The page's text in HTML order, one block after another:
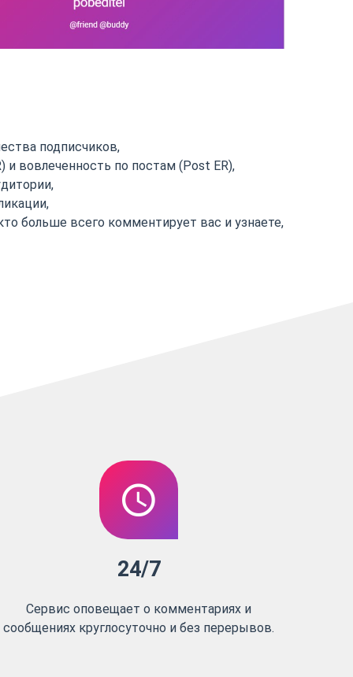
подписчиков,
вовлеченность по постам (Post ER),
больше всего комментирует вас и узнаете,
24/7
Сервис оповещает о комментариях и
сообщениях круглосуточно и без перерывов.